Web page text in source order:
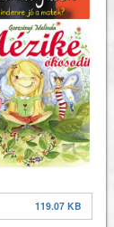
119.07 KB